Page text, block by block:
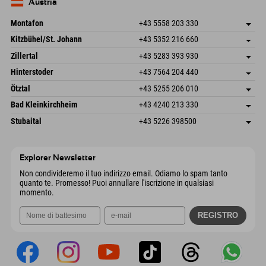
Austria
Montafon +43 5558 203 330
Dorfstr. 127b
6793 Gaschurn/Montafon
Austria
Salva indirizzo
Prenotazione
Kitzbühel/St. Johann +43 5352 216 660
Speckbacherstraße 87
6380 St. Johann in Tirol
Austria
Salva indirizzo
Informazioni sull'arrivo
Prenotazione
Zillertal +43 5283 393 930
Schmiedau 2
Austria
Salva indirizzo
Prenotazione
Hinterstoder +43 7564 204 440
Freizeitpark 10
4573 Hinterstoder
Austria
Salva indirizzo
Informazioni sull'arrivo
Prenotazione
Ötztal +43 5255 206 010
Gscheat 14
Austria
Salva indirizzo
Prenotazione
Bad Kleinkirchheim +43 4240 213 330
Dorfstraße 24
9546 Bad Kleinkirchheim
Salva indirizzo
Informazioni sull'arrivo
Stubaital +43 5226 398500
Explorer Newsletter
Non condivideremo il tuo indirizzo email. Odiamo lo spam tanto
quanto te. Promesso! Puoi annullare l'iscrizione in qualsiasi
momento.